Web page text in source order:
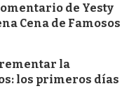
de Yesty
Cena de Famosos
la
los primeros días